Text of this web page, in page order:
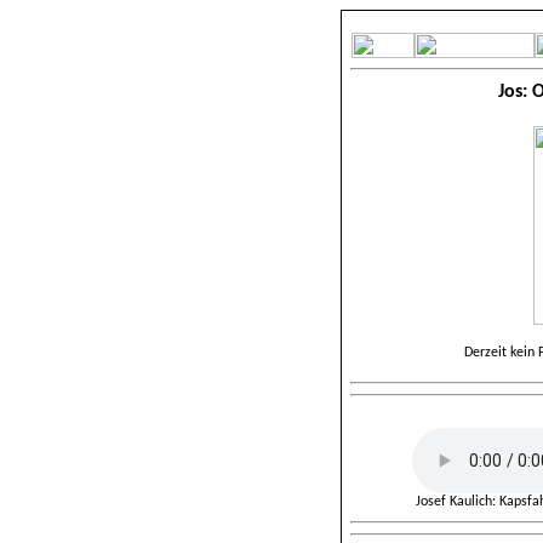
Jos:
Derzeit kein
Josef Kaulich: